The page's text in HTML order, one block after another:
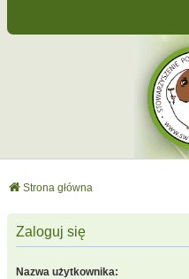
Strona główna
Zaloguj się
Nazwa użytkownika: